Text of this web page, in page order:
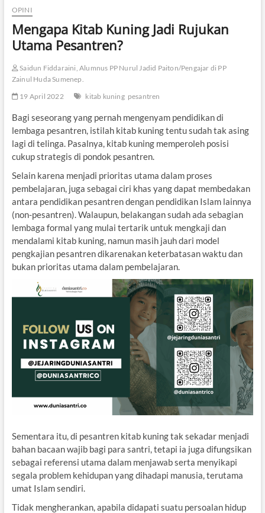
OPINI
Mengapa Kitab Kuning Jadi Rujukan
Utama Pesantren?
Saidun Fiddaraini, Alumnus PP Nurul Jadid Paiton/Pengajar di PP
Zainul Huda Sumenep.
19 April 2022
kitab kuning pesantren
Bagi seseorang yang pernah mengenyam pendidikan di
lembaga pesantren, istilah kitab kuning tentu sudah tak asing
lagi di telinga. Pasalnya, kitab kuning memperoleh posisi
cukup strategis di pondok pesantren.
Selain karena menjadi prioritas utama dalam proses
pembelajaran, juga sebagai ciri khas yang dapat membedakan
antara pendidikan pesantren dengan pendidikan Islam lainnya
(non-pesantren). Walaupun, belakangan sudah ada sebagian
lembaga formal yang mulai tertarik untuk mengkaji dan
mendalami kitab kuning, namun masih jauh dari model
pengkajian pesantren dikarenakan keterbatasan waktu dan
bukan prioritas utama dalam pembelajaran.
Sementara itu, di pesantren kitab kuning tak sekadar menjadi
bahan bacaan wajib bagi para santri, tetapi ia juga difungsikan
sebagai referensi utama dalam menjawab serta menyikapi
segala problem kehidupan yang dihadapi manusia, terutama
umat Islam sendiri.
Tidak mengherankan, apabila didapati suatu persoalan hidup